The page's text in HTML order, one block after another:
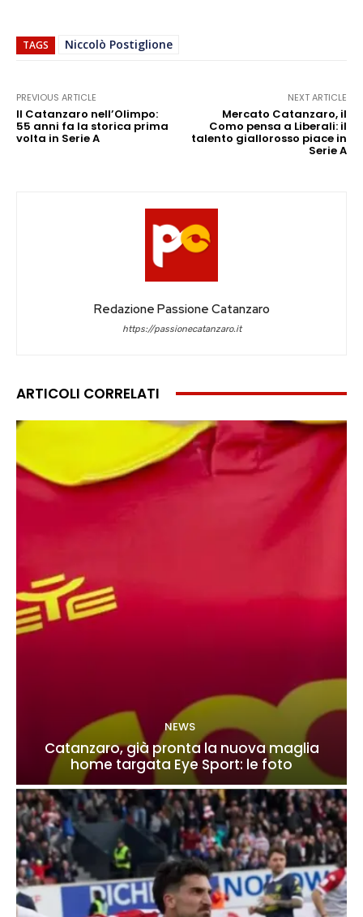
TAGS Niccolò Postiglione
PREVIOUS ARTICLE
Il Catanzaro nell’Olimpo:
55 anni fa la storica prima
volta in Serie A
NEXT ARTICLE
Mercato Catanzaro, il
Como pensa a Liberali: il
talento giallorosso piace in
Serie A
Redazione Passione Catanzaro
https://passionecatanzaro.it
ARTICOLI CORRELATI
NEWS
Catanzaro, già pronta la nuova maglia
home targata Eye Sport: le foto